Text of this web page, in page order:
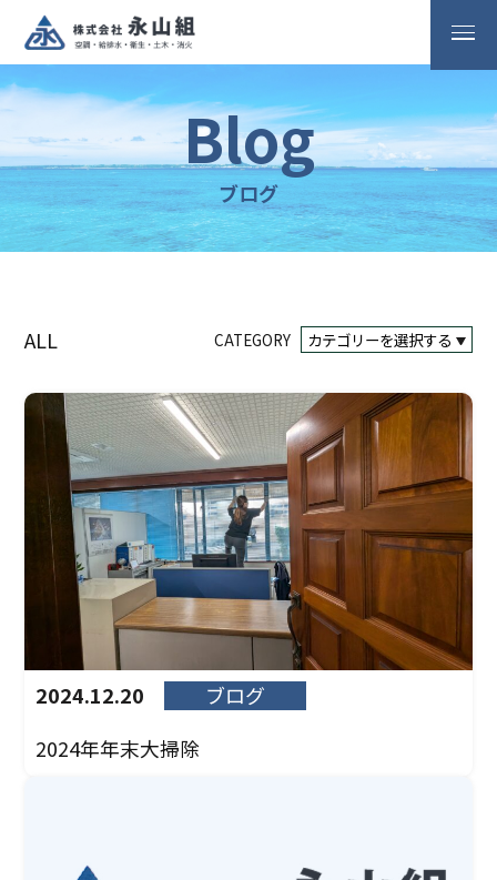
Blog
ブログ
ALL CATEGORY
2024.12.20
ブログ
2024年年末大掃除